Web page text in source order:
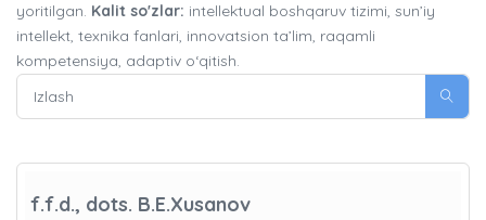
yoritilgan. Kalit so'zlar: intellektual boshqaruv tizimi, sun’iy
intellekt, texnika fanlari, innovatsion ta’lim, raqamli
kompetensiya, adaptiv o‘qitish.
f.f.d., dots. B.E.Xusanov